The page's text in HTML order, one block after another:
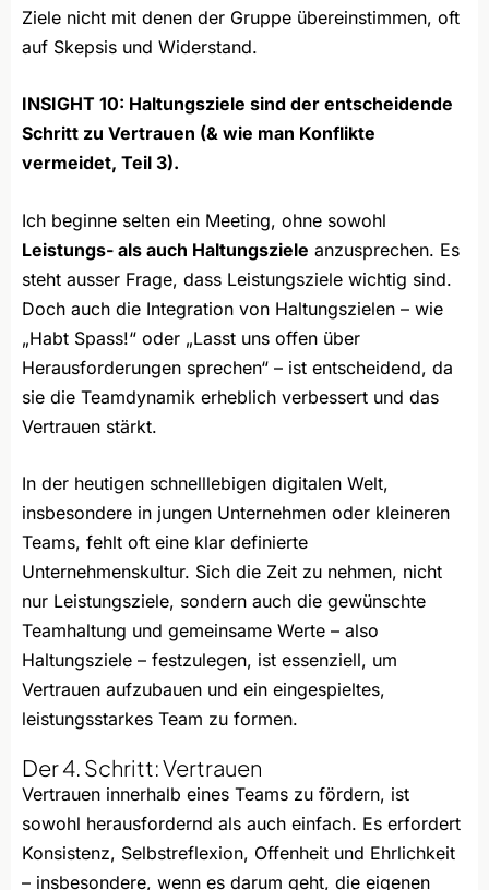
Ziele nicht mit denen der Gruppe übereinstimmen, oft
auf Skepsis und Widerstand.
INSIGHT 10: Haltungsziele sind der entscheidende
Schritt zu Vertrauen (& wie man Konflikte
vermeidet, Teil 3).
Ich beginne selten ein Meeting, ohne sowohl
Leistungs- als auch Haltungsziele anzusprechen. Es
steht ausser Frage, dass Leistungsziele wichtig sind.
Doch auch die Integration von Haltungszielen – wie
„Habt Spass!“ oder „Lasst uns offen über
Herausforderungen sprechen“ – ist entscheidend, da
sie die Teamdynamik erheblich verbessert und das
Vertrauen stärkt.
In der heutigen schnelllebigen digitalen Welt,
insbesondere in jungen Unternehmen oder kleineren
Teams, fehlt oft eine klar definierte
Unternehmenskultur. Sich die Zeit zu nehmen, nicht
nur Leistungsziele, sondern auch die gewünschte
Teamhaltung und gemeinsame Werte – also
Haltungsziele – festzulegen, ist essenziell, um
Vertrauen aufzubauen und ein eingespieltes,
leistungsstarkes Team zu formen.
Der 4. Schritt: Vertrauen
Vertrauen innerhalb eines Teams zu fördern, ist
sowohl herausfordernd als auch einfach. Es erfordert
Konsistenz, Selbstreflexion, Offenheit und Ehrlichkeit
– insbesondere, wenn es darum geht, die eigenen